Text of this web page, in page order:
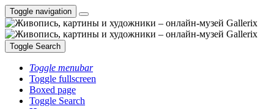
Toggle navigation
Toggle Search
Toggle menubar
Toggle fullscreen
Boxed page
Toggle Search